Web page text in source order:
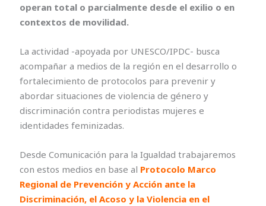
operan total o parcialmente desde el exilio o en
contextos de movilidad.
La actividad -apoyada por UNESCO/IPDC- busca
acompañar a medios de la región en el desarrollo o
fortalecimiento de protocolos para prevenir y
abordar situaciones de violencia de género y
discriminación contra periodistas mujeres e
identidades feminizadas.
Desde Comunicación para la Igualdad trabajaremos
con estos medios en base al Protocolo Marco
Regional de Prevención y Acción ante la
Discriminación, el Acoso y la Violencia en el